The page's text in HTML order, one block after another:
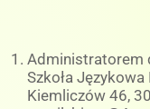
Administratorem
Szkoła
Kiemliczów 46,